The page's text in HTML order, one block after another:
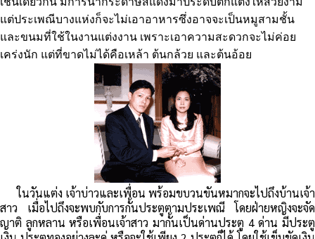
แต่ประเพณีบางแห่งก็จะไม่เอาอาหารซึ่งอาจจะเป็นหมูสามชั้น
และขนมที่ใช้ในงานแต่งงาน เพราะเอาความสะดวกจะไม่ค่อย
เคร่งนัก แต่ที่ขาดไม่ได้คือเหล้า ต้นกล้วย และต้นอ้อย
ในวันแต่ง เจ้าบ่าวและเพื่อน พร้อมขบวนขันหมากจะไปถึงบ้านเจ้า
สาว เมื่อไปถึงจะพบกับการกั้นประตูตามประเพณี โดยฝ่ายหญิงจะจัด
ญาติ ลูกหลาน หรือเพื่อนเจ้าสาว มากั้นเป็นด่านประตู 4 ด่าน มีประตู